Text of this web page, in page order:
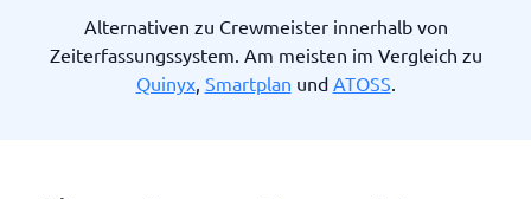
Alternativen zu Crewmeister innerhalb von
Zeiterfassungssystem. Am meisten im Vergleich zu
Quinyx, Smartplan und ATOSS.